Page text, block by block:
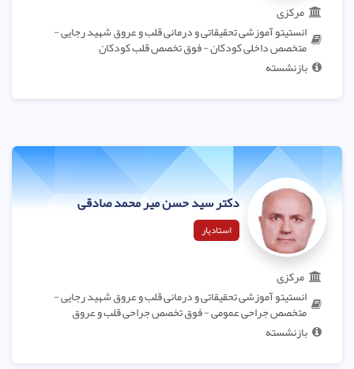
مرکزی
انستیتو آموزشی تحقیقاتی و درمانی قلب و عروق شهید رجایی -
متخصص داخلی کودکان - فوق تخصص قلب کودکان
بازنشسته
دکتر سید حسن میر محمد صادقی
استادیار
مرکزی
انستیتو آموزشی تحقیقاتی و درمانی قلب و عروق شهید رجایی -
متخصص جراحی عمومی - فوق تخصص جراحی قلب و عروق
بازنشسته